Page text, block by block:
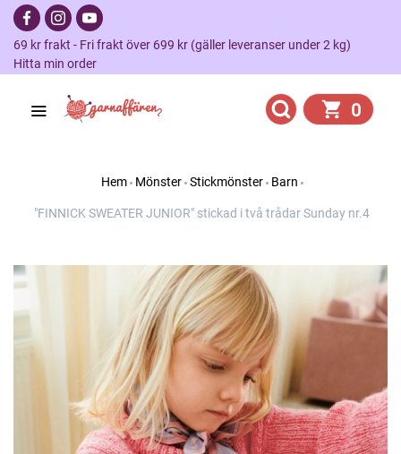
69 kr frakt - Fri frakt över 699 kr (gäller leveranser under 2 kg)
Hitta min order
0
Hem Mönster Stickmönster Barn
"FINNICK SWEATER JUNIOR" stickad i två trådar Sunday nr.4